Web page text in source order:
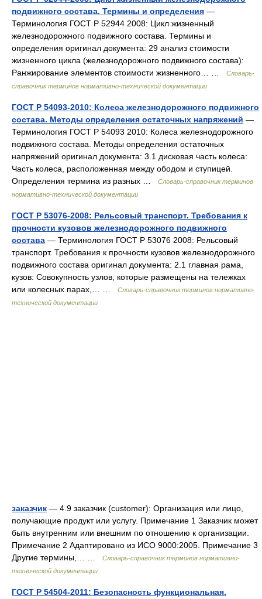
подвижного состава. Термины и определения —
Терминология ГОСТ Р 52944 2008: Цикл жизненный
железнодорожного подвижного состава. Термины и
определения оригинал документа: 29 анализ стоимости
жизненного цикла (железнодорожного подвижного состава):
Ранжирование элементов стоимости жизненного… …
Словарь-
справочник терминов нормативно-технической документации
ГОСТ Р 54093-2010: Колеса железнодорожного подвижного
состава. Методы определения остаточных напряжений —
Терминология ГОСТ Р 54093 2010: Колеса железнодорожного
подвижного состава. Методы определения остаточных
напряжений оригинал документа: 3.1 дисковая часть колеса:
Часть колеса, расположенная между ободом и ступицей.
Определения термина из разных …
Словарь-справочник терминов
нормативно-технической документации
ГОСТ Р 53076-2008: Рельсовый транспорт. Требования к
прочности кузовов железнодорожного подвижного
состава — Терминология ГОСТ Р 53076 2008: Рельсовый
транспорт. Требования к прочности кузовов железнодорожного
подвижного состава оригинал документа: 2.1 главная рама,
кузов: Совокупность узлов, которые размещены на тележках
или колесных парах,… …
Словарь-справочник терминов нормативно-
технической документации
заказчик — 4.9 заказчик (customer): Организация или лицо,
получающие продукт или услугу. Примечание 1 Заказчик может
быть внутренним или внешним по отношению к организации.
Примечание 2 Адаптировано из ИСО 9000:2005. Примечание 3
Другие термины,… …
Словарь-справочник терминов нормативно-
технической документации
ГОСТ Р 54504-2011: Безопасность функциональная.